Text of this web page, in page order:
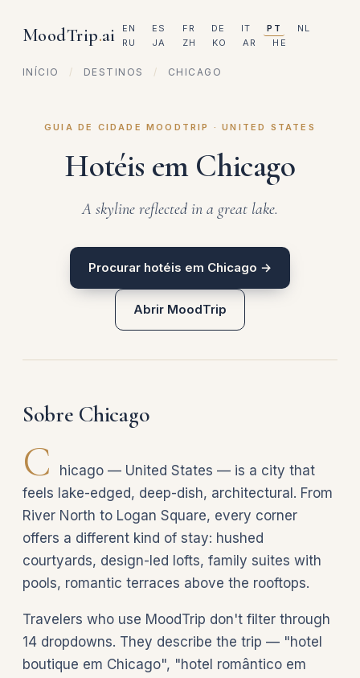
MoodTrip.ai EN ES FR DE IT PT
NL
RU
JA ZH KO AR HE
INÍCIO / DESTINOS / CHICAGO
GUIA DE CIDADE MOODTRIP · UNITED STATES
Hotéis em Chicago
A skyline reflected in a great lake.
Procurar hotéis em Chicago →
Abrir MoodTrip
Sobre Chicago
C
hicago — United States — is a city that
feels lake-edged, deep-dish, architectural. From
River North to Logan Square, every corner
offers a different kind of stay: hushed
courtyards, design-led lofts, family suites with
pools, romantic terraces above the rooftops.
Travelers who use MoodTrip don't filter through
14 dropdowns. They describe the trip — "hotel
boutique em Chicago", "hotel romântico em